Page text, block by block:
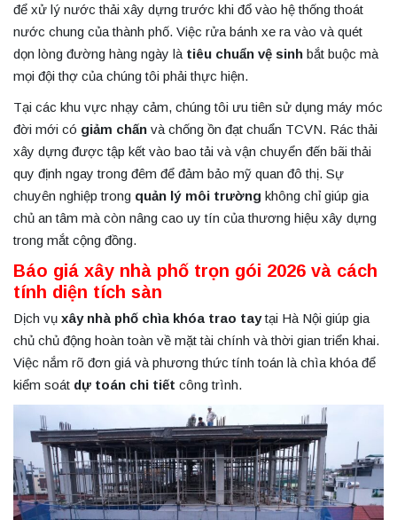
để xử lý nước thải xây dựng trước khi đổ vào hệ thống thoát
nước chung của thành phố. Việc rửa bánh xe ra vào và quét
dọn lòng đường hàng ngày là tiêu chuẩn vệ sinh bắt buộc mà
mọi đội thợ của chúng tôi phải thực hiện.
Tại các khu vực nhạy cảm, chúng tôi ưu tiên sử dụng máy móc
đời mới có giảm chấn và chống ồn đạt chuẩn TCVN. Rác thải
xây dựng được tập kết vào bao tải và vận chuyển đến bãi thải
quy định ngay trong đêm để đảm bảo mỹ quan đô thị. Sự
chuyên nghiệp trong quản lý môi trường không chỉ giúp gia
chủ an tâm mà còn nâng cao uy tín của thương hiệu xây dựng
trong mắt cộng đồng.
Báo giá xây nhà phố trọn gói 2026 và cách
tính diện tích sàn
Dịch vụ xây nhà phố chìa khóa trao taytại Hà Nội giúp gia
chủ chủ động hoàn toàn về mặt tài chính và thời gian triển khai.
Việc nắm rõ đơn giá và phương thức tính toán là chìa khóa để
kiểm soát dự toán chi tiết công trình.